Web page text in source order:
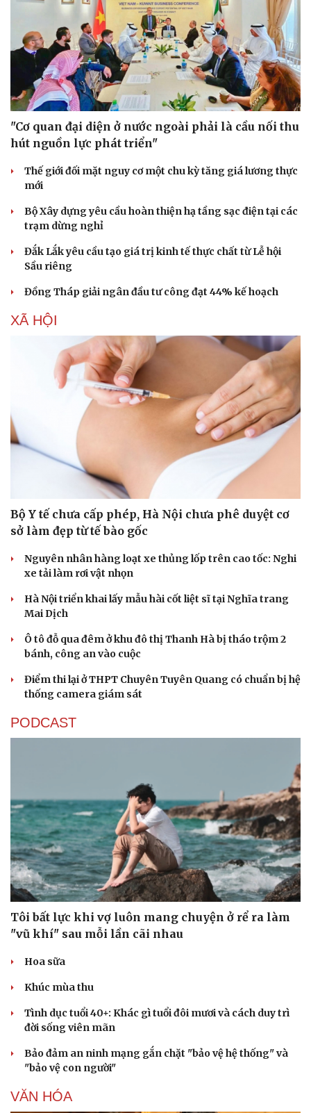
Văn hóa
Văn học
"Cơ quan đại diện ở nước ngoài phải là cầu nối thu
hút nguồn lực phát triển"
Thế giới đối mặt nguy cơ một chu kỳ tăng giá lương thực
mới
Bộ Xây dựng yêu cầu hoàn thiện hạ tầng sạc điện tại các
trạm dừng nghỉ
Đắk Lắk yêu cầu tạo giá trị kinh tế thực chất từ Lễ hội
Sầu riêng
Đồng Tháp giải ngân đầu tư công đạt 44% kế hoạch
XÃ HỘI
Bộ Y tế chưa cấp phép, Hà Nội chưa phê duyệt cơ
sở làm đẹp từ tế bào gốc
Nguyên nhân hàng loạt xe thủng lốp trên cao tốc: Nghi
xe tải làm rơi vật nhọn
Hà Nội triển khai lấy mẫu hài cốt liệt sĩ tại Nghĩa trang
Mai Dịch
Ô tô đỗ qua đêm ở khu đô thị Thanh Hà bị tháo trộm 2
bánh, công an vào cuộc
Điểm thi lại ở THPT Chuyên Tuyên Quang có chuẩn bị hệ
thống camera giám sát
PODCAST
Tôi bất lực khi vợ luôn mang chuyện ở rể ra làm
"vũ khí" sau mỗi lần cãi nhau
Hoa sữa
Khúc mùa thu
Tình dục tuổi 40+: Khác gì tuổi đôi mươi và cách duy trì
đời sống viên mãn
Bảo đảm an ninh mạng gắn chặt "bảo vệ hệ thống" và
"bảo vệ con người"
VĂN HÓA